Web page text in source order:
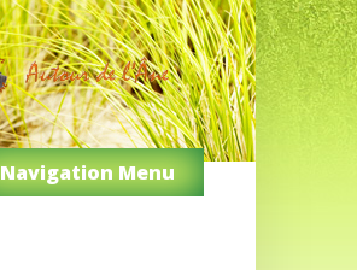
Navigation Menu